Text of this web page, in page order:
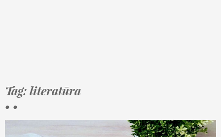
Tag: literatūra
• •